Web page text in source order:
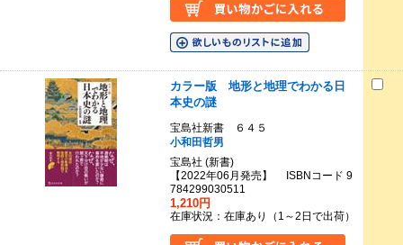
カラー版 地形と地理でわかる日
本史の謎
宝島社新書 ６４５
小和田哲男
宝島社 (新書)
【2022年06月発売】 ISBNコード 9
784299030511
1,210円
在庫状況：在庫あり（1～2日で出荷）